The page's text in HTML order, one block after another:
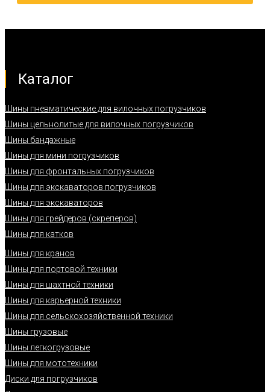
Каталог
Шины пневматические для вилочных погрузчиков
Шины цельнолитые для вилочных погрузчиков
Шины бандажные
Шины для мини погрузчиков
Шины для фронтальных погрузчиков
Шины для экскаваторов погрузчиков
Шины для экскаваторов
Шины для грейдеров (скреперов)
Шины для катков
Шины для кранов
Шины для портовой техники
Шины для шахтной техники
Шины для карьерной техники
Шины для сельскохозяйственной техники
Шины грузовые
Шины легкогрузовые
Шины для мототехники
Диски для погрузчиков